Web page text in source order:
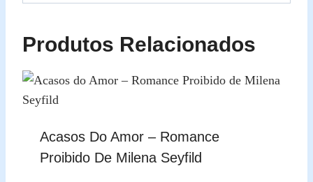
Produtos Relacionados
Acasos Do Amor – Romance
Proibido De Milena Seyfild